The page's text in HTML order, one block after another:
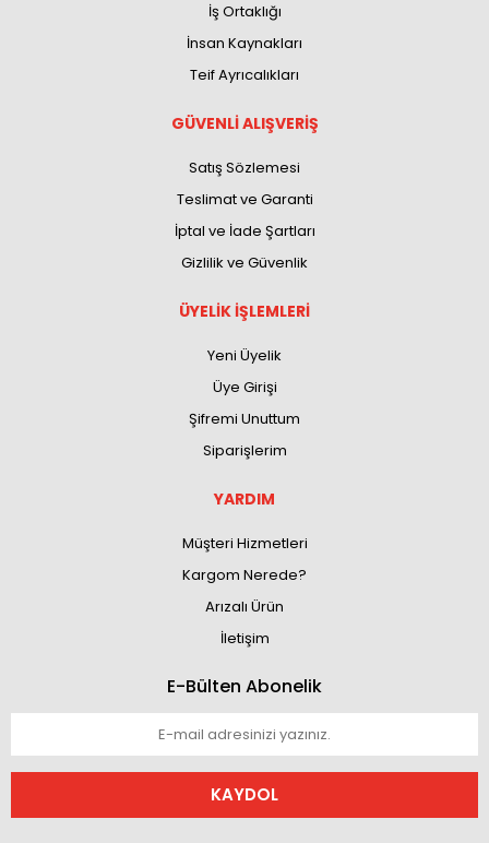
İş Ortaklığı
İnsan Kaynakları
Teif Ayrıcalıkları
GÜVENLİ ALIŞVERİŞ
Satış Sözlemesi
Teslimat ve Garanti
İptal ve İade Şartları
Gizlilik ve Güvenlik
ÜYELİK İŞLEMLERİ
Yeni Üyelik
Üye Girişi
Şifremi Unuttum
Siparişlerim
YARDIM
Müşteri Hizmetleri
Kargom Nerede?
Arızalı Ürün
İletişim
E-Bülten Abonelik
KAYDOL